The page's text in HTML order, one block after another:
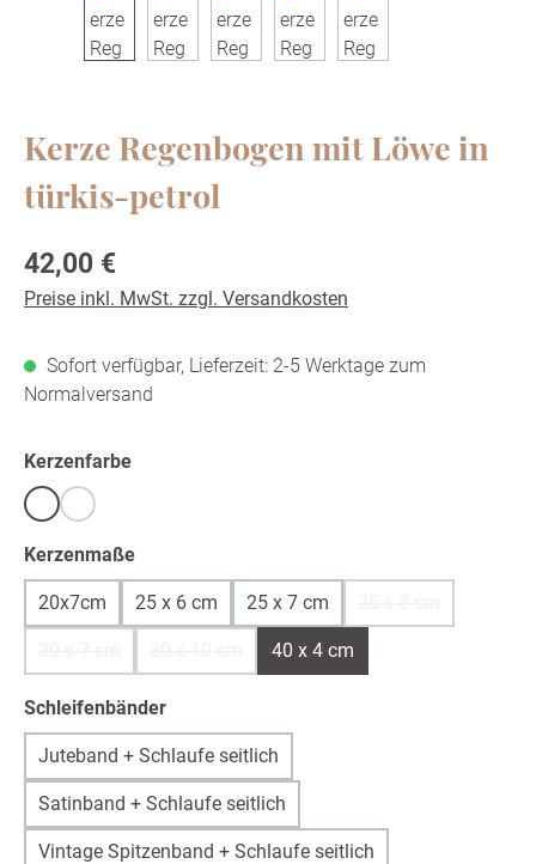
Kerze Regenbogen mit Löwe in
türkis-petrol
Regulärer Preis:
42,00 €
Preise inkl. MwSt. zzgl. Versandkosten
Sofort verfügbar, Lieferzeit: 2-5 Werktage zum
Normalversand
Kerzenfarbeauswählen
Weißwarmweiß /ivory
(Diese Option ist zurzeit nicht verfügbar.)
Kerzenmaßeauswählen
20x7cm 25 x 6 cm 25 x 7 cm
40 x 4 cm
Schleifenbänderauswählen
Juteband + Schlaufe seitlich
Satinband + Schlaufe seitlich
Vintage Spitzenband + Schlaufe seitlich